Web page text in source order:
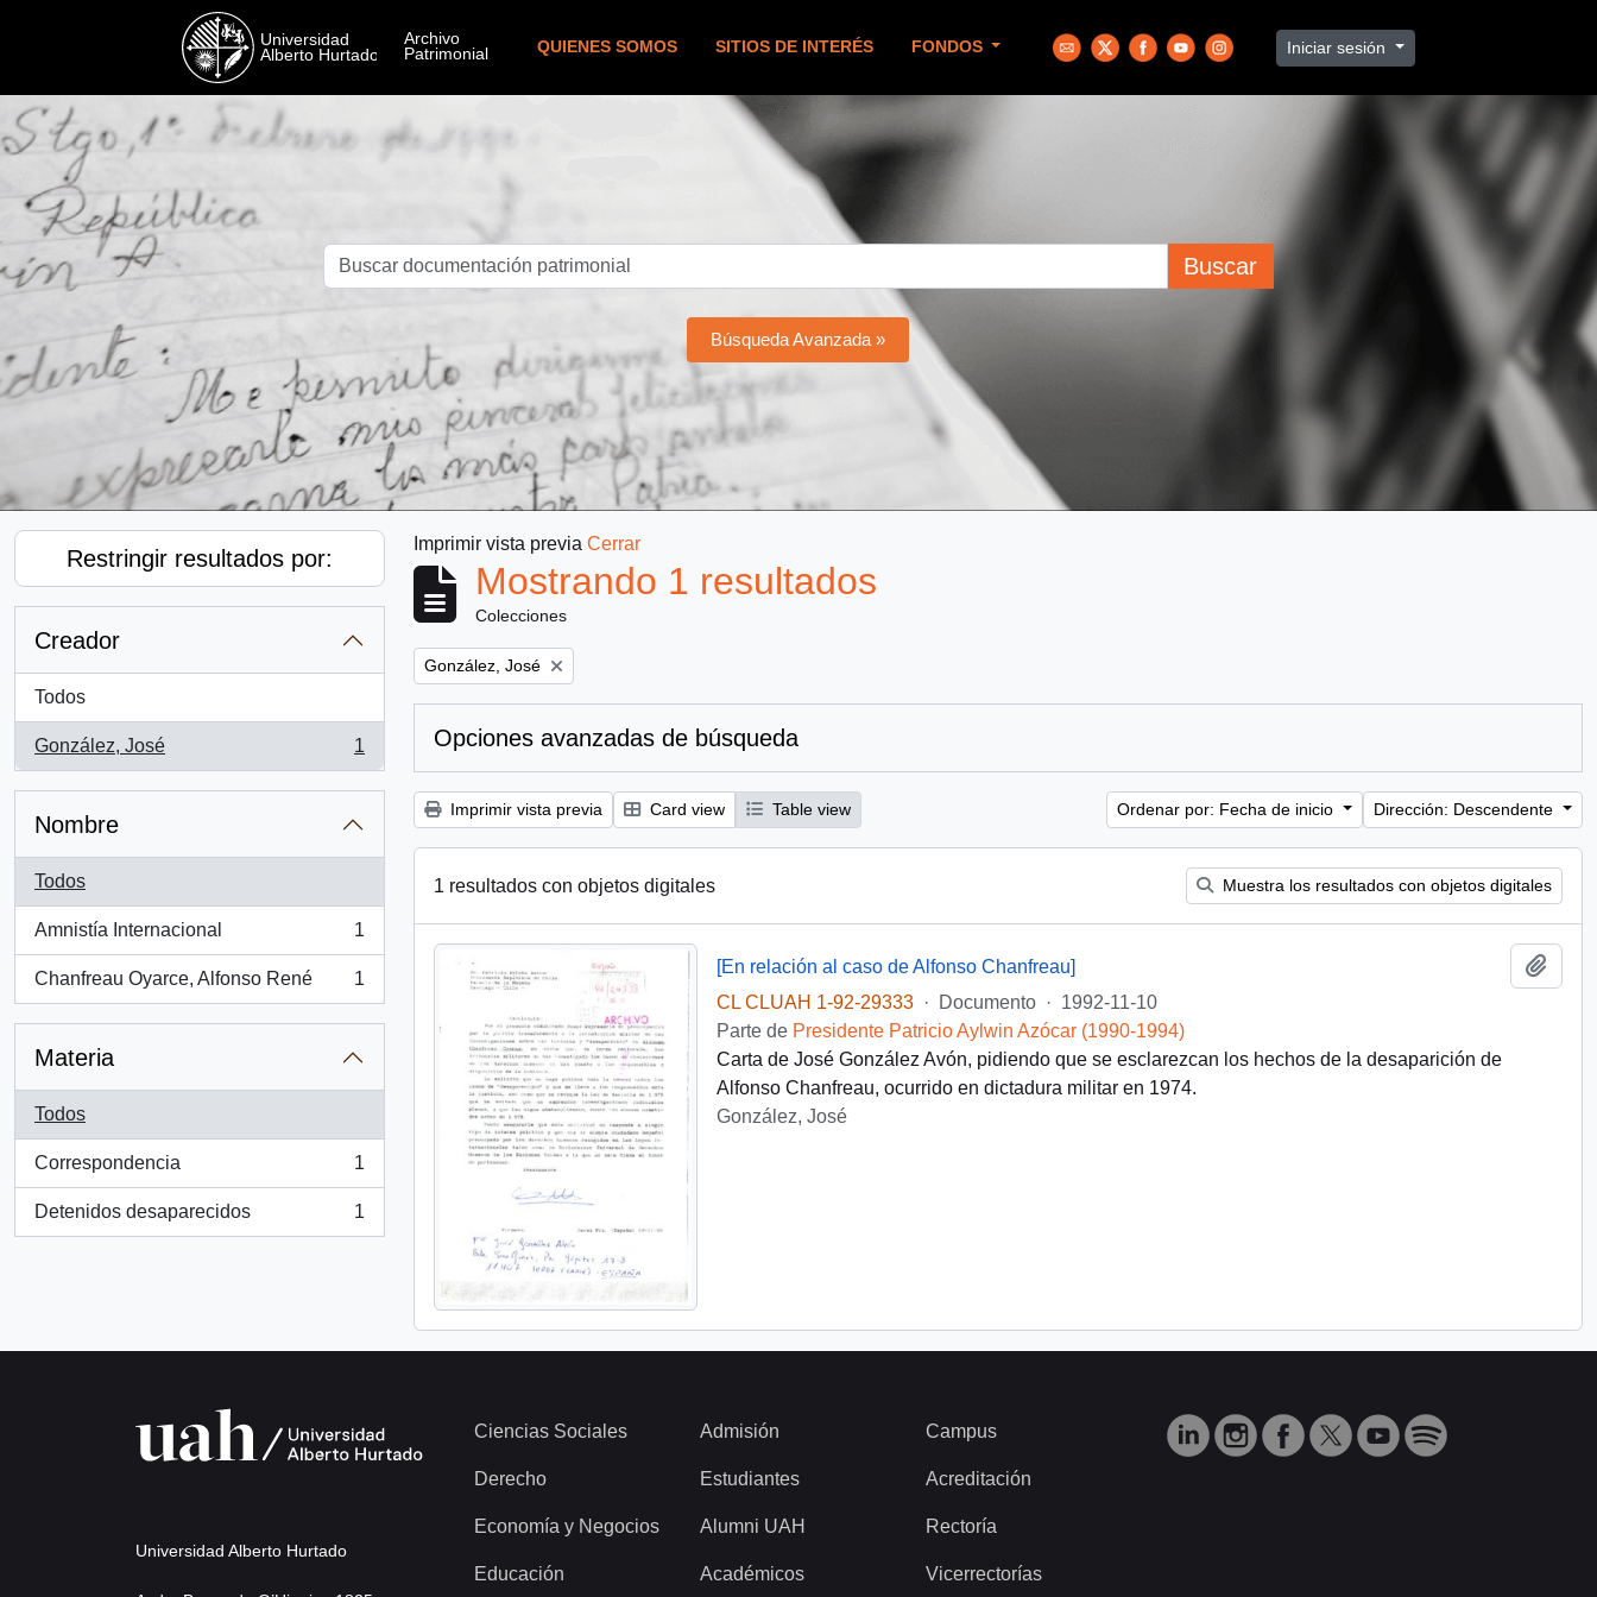
QUIENES SOMOS SITIOS DE INTERÉS FONDOS Iniciar sesión
Buscar
Búsqueda Avanzada »
Restringir resultados por:
Creador
Todos
González, José
, 1 resultados
1
Nombre
Todos
Amnistía Internacional
, 1 resultados
1
Chanfreau Oyarce, Alfonso René
, 1 resultados
1
Materia
Todos
Correspondencia
, 1 resultados
1
Detenidos desaparecidos
, 1 resultados
1
Imprimir vista previa Cerrar
Mostrando 1 resultados
Colecciones
Remove filter:
González, José
Opciones avanzadas de búsqueda
Imprimir vista previa Card view Table view Ordenar por: Fecha de inicio Dirección: Descendente
1 resultados con objetos digitales Muestra los resultados con objetos digitales
[En relación al caso de Alfonso Chanfreau]
CL CLUAH 1-92-29333
· Documento · 1992-11-10
Parte de Presidente Patricio Aylwin Azócar (1990-1994)
Carta de José González Avón, pidiendo que se esclarezcan los hechos de la desaparición de
Alfonso Chanfreau, ocurrido en dictadura militar en 1974.
González, José
Universidad Alberto Hurtado
Ciencias Sociales
Derecho
Economía y Negocios
Educación
Admisión
Estudiantes
Alumni UAH
Académicos
Campus
Acreditación
Rectoría
Vicerrectorías